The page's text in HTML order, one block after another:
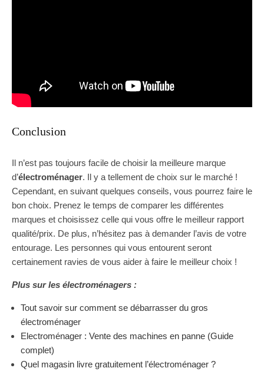
Conclusion
Il n’est pas toujours facile de choisir la meilleure marque
d’électroménager. Il y a tellement de choix sur le marché !
Cependant, en suivant quelques conseils, vous pourrez faire le
bon choix. Prenez le temps de comparer les différentes
marques et choisissez celle qui vous offre le meilleur rapport
qualité/prix. De plus, n’hésitez pas à demander l’avis de votre
entourage. Les personnes qui vous entourent seront
certainement ravies de vous aider à faire le meilleur choix !
Plus sur les électroménagers :
Tout savoir sur comment se débarrasser du gros
électroménager
Electroménager : Vente des machines en panne (Guide
complet)
Quel magasin livre gratuitement l’électroménager ?